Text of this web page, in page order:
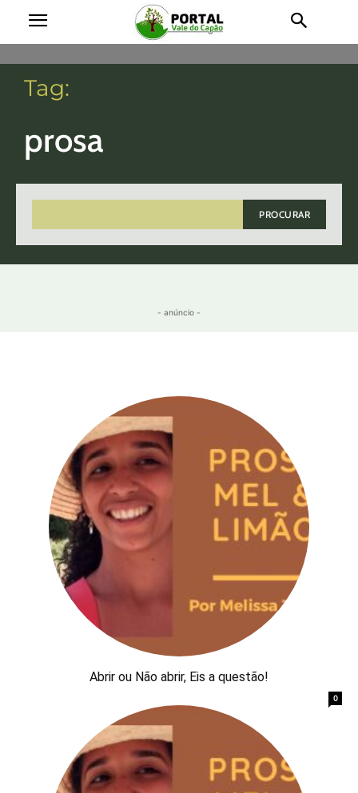
prosa
PROCURAR
Tag:
- anúncio -
Abrir ou Não abrir, Eis a questão!
0